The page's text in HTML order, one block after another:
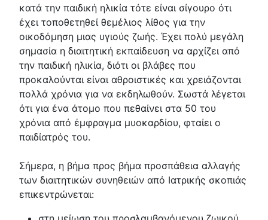
κατά την παιδική ηλικία τότε είναι σίγουρο ότι
έχει τοποθετηθεί θεμέλιος λίθος για την
οικοδόμηση μιας υγιούς ζωής. Έχει πολύ μεγάλη
σημασία η διαιτητική εκπαίδευση να αρχίζει από
την παιδική ηλικία, διότι οι βλάβες που
προκαλούνται είναι αθροιστικές και χρειάζονται
πολλά χρόνια για να εκδηλωθούν. Σωστά λέγεται
ότι για ένα άτομο που πεθαίνει στα 50 του
χρόνια από έμφραγμα μυοκαρδίου, φταίει ο
παιδίατρός του.
Σήμερα, η βήμα προς βήμα προσπάθεια αλλαγής
των διαιτητικών συνηθειών από Ιατρικής σκοπιάς
επικεντρώνεται: